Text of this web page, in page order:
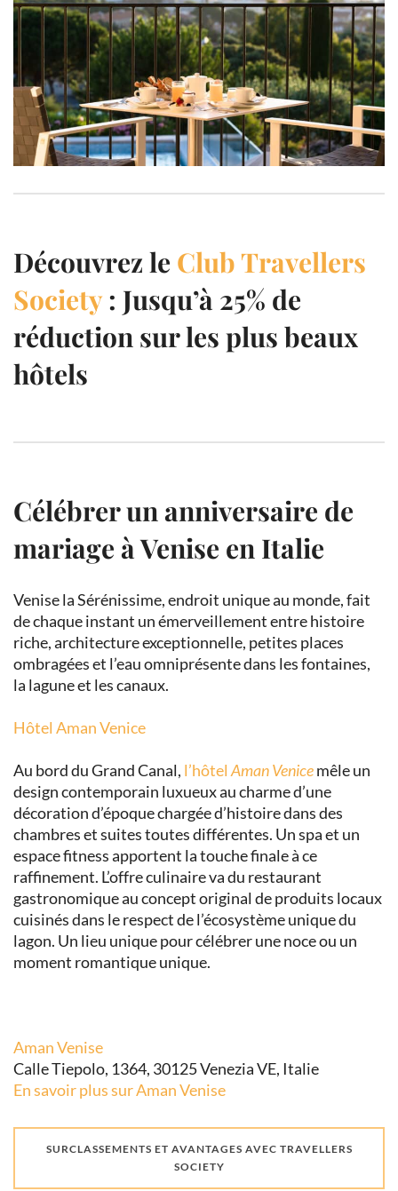
Découvrez le Club Travellers
Society: Jusqu’à 25% de
réduction sur les plus beaux
hôtels
Célébrer un anniversaire de
mariage à Venise en Italie
Venise la Sérénissime, endroit unique au monde, fait
de chaque instant un émerveillement entre histoire
riche, architecture exceptionnelle, petites places
ombragées et l’eau omniprésente dans les fontaines,
la lagune et les canaux.
Hôtel Aman Venice
Au bord du Grand Canal, l’hôtel Aman Venicemêle un
design contemporain luxueux au charme d’une
décoration d’époque chargée d’histoire dans des
chambres et suites toutes différentes. Un spa et un
espace fitness apportent la touche finale à ce
raffinement. L’offre culinaire va du restaurant
gastronomique au concept original de produits locaux
cuisinés dans le respect de l’écosystème unique du
lagon. Un lieu unique pour célébrer une noce ou un
moment romantique unique.
Aman Venise
Calle Tiepolo, 1364, 30125 Venezia VE, Italie
En savoir plus sur Aman Venise
SURCLASSEMENTS ET AVANTAGES AVEC TRAVELLERS
SOCIETY